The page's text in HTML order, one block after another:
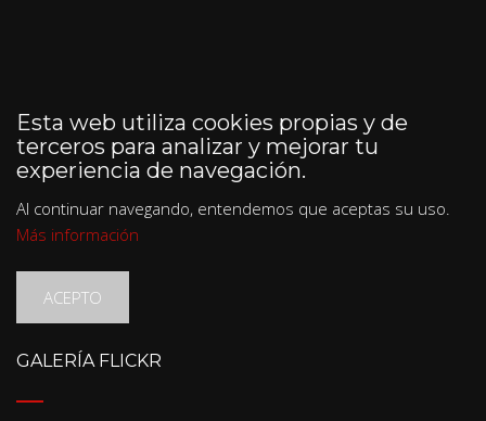
Esta web utiliza cookies propias y de
terceros para analizar y mejorar tu
experiencia de navegación.
Al continuar navegando, entendemos que aceptas su uso.
Más información
ACEPTO
GALERÍA FLICKR